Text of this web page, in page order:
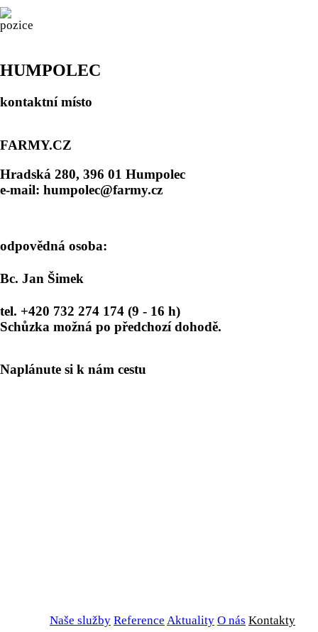
HUMPOLEC
kontaktní místo
FARMY.CZ
Hradská 280, 396 01 Humpolec
e-mail: humpolec@farmy.cz
odpovědná osoba:
Bc. Jan Šimek
tel. +420 732 274 174 (9 - 16 h)
Schůzka možná po předchozí dohodě.
Naplánute si k nám cestu
Naše služby Reference Aktuality O nás Kontakty